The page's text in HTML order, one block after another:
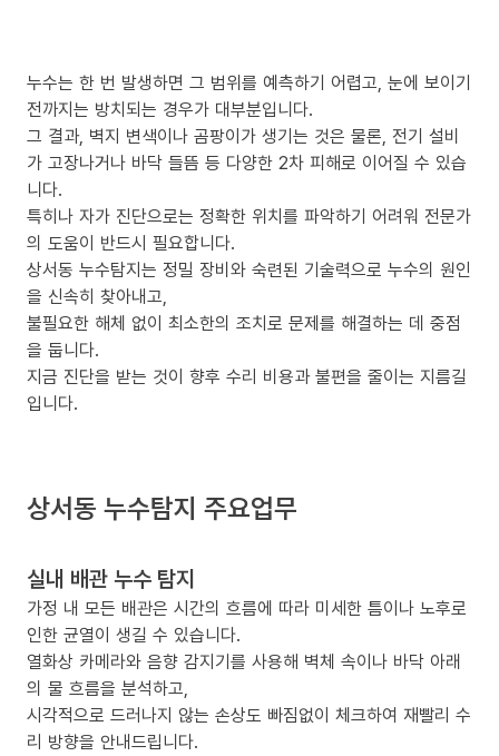
누수는 한 번 발생하면 그 범위를 예측하기 어렵고, 눈에 보이기
전까지는 방치되는 경우가 대부분입니다.
그 결과, 벽지 변색이나 곰팡이가 생기는 것은 물론, 전기 설비
가 고장나거나 바닥 들뜸 등 다양한 2차 피해로 이어질 수 있습
니다.
특히나 자가 진단으로는 정확한 위치를 파악하기 어려워 전문가
의 도움이 반드시 필요합니다.
상서동 누수탐지는 정밀 장비와 숙련된 기술력으로 누수의 원인
을 신속히 찾아내고,
불필요한 해체 없이 최소한의 조치로 문제를 해결하는 데 중점
을 둡니다.
지금 진단을 받는 것이 향후 수리 비용과 불편을 줄이는 지름길
입니다.
상서동 누수탐지 주요업무
실내 배관 누수 탐지
가정 내 모든 배관은 시간의 흐름에 따라 미세한 틈이나 노후로
인한 균열이 생길 수 있습니다.
열화상 카메라와 음향 감지기를 사용해 벽체 속이나 바닥 아래
의 물 흐름을 분석하고,
시각적으로 드러나지 않는 손상도 빠짐없이 체크하여 재빨리 수
리 방향을 안내드립니다.